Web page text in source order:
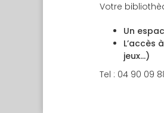
Votre
Un
L’accès
jeux…)
Tel : 04 90 09